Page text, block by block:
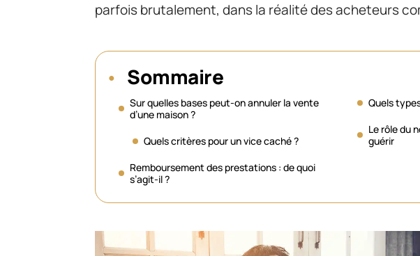
parfois brutalement, dans la réalité des acheteurs
Sommaire
Sur quelles bases peut-on annuler la vente
d’une maison ?
Quels critères pour un vice caché ?
Remboursement des prestations : de quoi
s’agit-il ?
Quels
Le rôle du
guérir